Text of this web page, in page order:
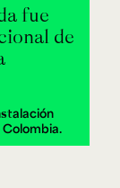
fue
de